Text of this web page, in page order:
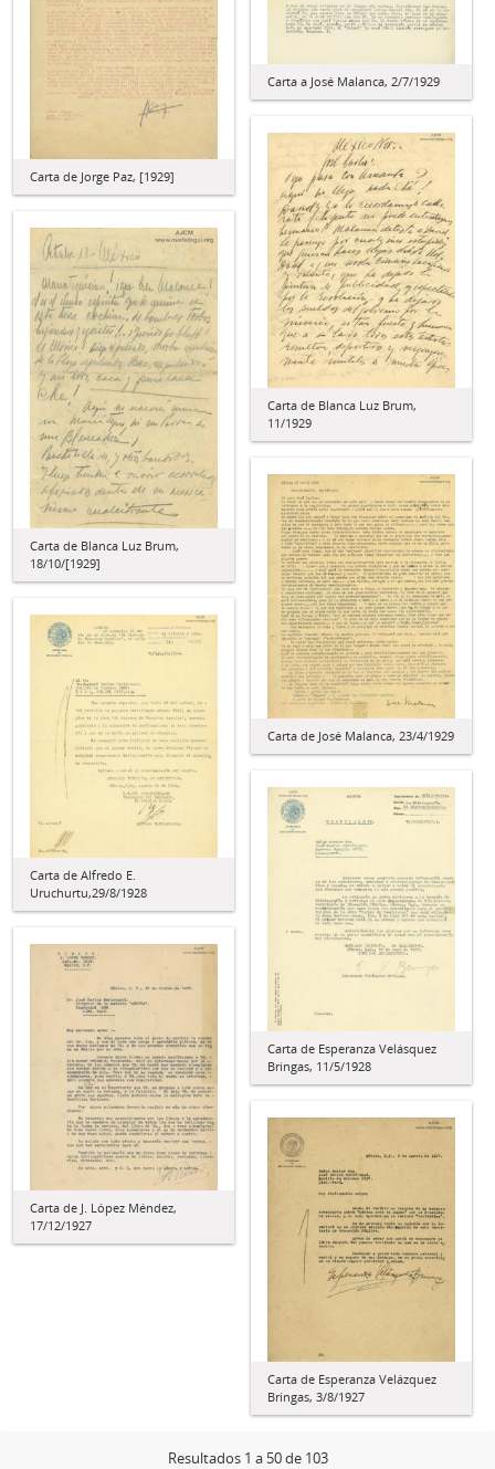
Carta a José Malanca, 2/7/1929
Carta de Jorge Paz, [1929]
Carta de Blanca Luz Brum,
11/1929
Carta de Blanca Luz Brum,
18/10/[1929]
Carta de José Malanca, 23/4/1929
Carta de Alfredo E.
Uruchurtu,29/8/1928
Carta de Esperanza Velásquez
Bringas, 11/5/1928
Carta de J. López Méndez,
17/12/1927
Carta de Esperanza Velázquez
Bringas, 3/8/1927
Resultados 1 a 50 de 103